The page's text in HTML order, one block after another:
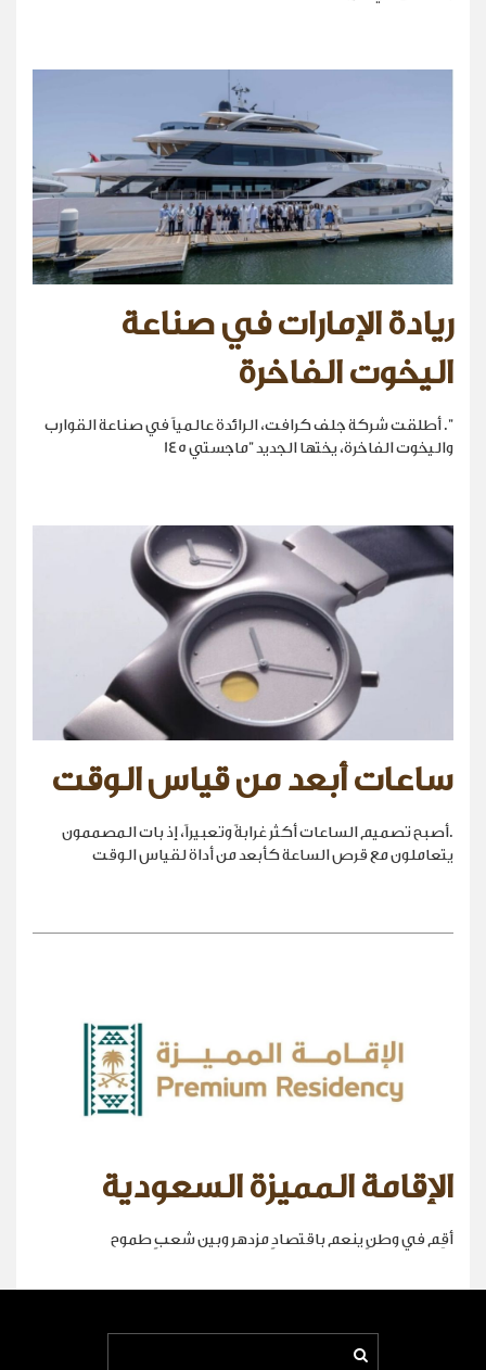
ريادة الإمارات في صناعة
اليخوت الفاخرة
". أطلقت شركة جلف كرافت، الرائدة عالمياً في صناعة القوارب
واليخوت الفاخرة، يختها الجديد "ماجستي 145
ساعات أبعد من قياس الوقت
.أصبح تصميم الساعات أكثر غرابةً وتعبيراً، إذ بات المصممون
يتعاملون مع قرص الساعة كأبعد من أداة لقياس الوقت
الإقامة المميزة السعودية
أقِم في وطنٍ ينعم باقتصادٍ مزدهر وبين شعبٍ طموح